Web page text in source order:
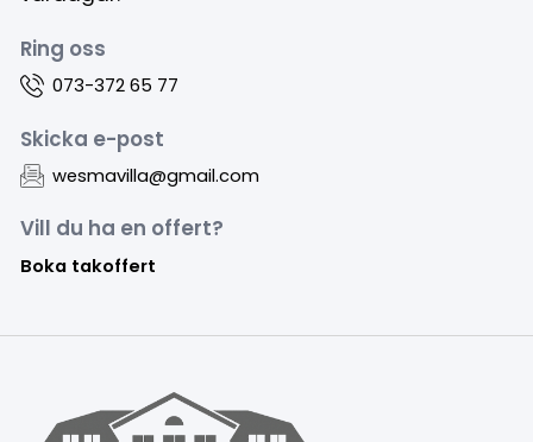
Ring oss
073-372 65 77
Skicka e-post
wesmavilla@gmail.com
Vill du ha en offert?
Boka takoffert